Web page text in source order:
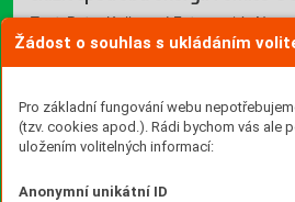
Žádost o souhlas s ukládáním
Pro základní fungování webu
(tzv. cookies apod.). Rádi bychom vás ale
uložením volitelných informací:
Anonymní unikátní ID
Text: Petra Kollerová Foto: archiv